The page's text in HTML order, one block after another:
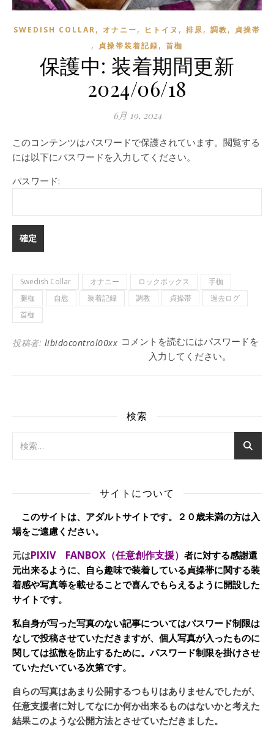
SWEDISH COLLAR, オナニー, ヒトイヌ , 排尿, 調教, 貞操帯
, 貞操帯装着記録, 首枷
保護中: 装着期間更新
2024/06/18
6月 19, 2024
このコンテンツはパスワードで保護されています。閲覧する
には以下にパスワードを入力してください。
パスワード:
Swedish Collar オナニー ロックボックス
手枷
腿枷
自慰 装着記録 調教 貞操帯
過去ログ
首枷
投稿者: libidocontrol00xx コメントを読むにはパスワードを
入力してください。
検索
サイトについて
このサイトは、アダルトサイトです。２０歳未満の方は入
場をご遠慮ください。
元はPIXIV FANBOX（任意創作支援） 者に対する感謝還
元出来るように、自ら趣味で装着している貞操帯に関する装
着感や写真等を載せることで喜んでもらえるように開設した
サイトです。
私自身が写った写真のない記事についてはパスワード制限は
なしで投稿させていただきますが、個人写真が入ったものに
関しては拡散を防止するために。パスワード制限を掛けさせ
ていただいている次第です。
自らの写真はあまり公開するつもりはありませんでしたが、
任意支援者に対してなにか何か出来るものはないかと考えた
結果このような公開方法とさせていただきました。